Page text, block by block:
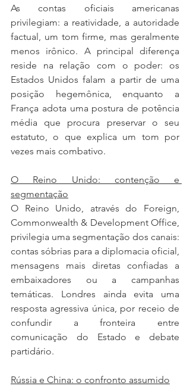
As contas oficiais americanas
privilegiam: a reatividade, a autoridade
factual, um tom firme, mas geralmente
menos irônico. A principal diferença
reside na relação com o poder: os
Estados Unidos falam a partir de uma
posição hegemônica, enquanto a
França adota uma postura de potência
média que procura preservar o seu
estatuto, o que explica um tom por
vezes mais combativo.
O Reino Unido: contenção e
segmentação
O Reino Unido, através do Foreign,
Commonwealth & Development Office,
privilegia uma segmentação dos canais:
contas sóbrias para a diplomacia oficial,
mensagens mais diretas confiadas a
embaixadores ou a campanhas
temáticas. Londres ainda evita uma
resposta agressiva única, por receio de
confundir a fronteira entre
comunicação do Estado e debate
partidário.
Rússia e China: o confronto assumido